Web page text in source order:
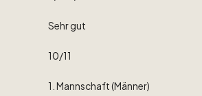
Sehrgut
10​/​11
1. Mannschaft(Männer)